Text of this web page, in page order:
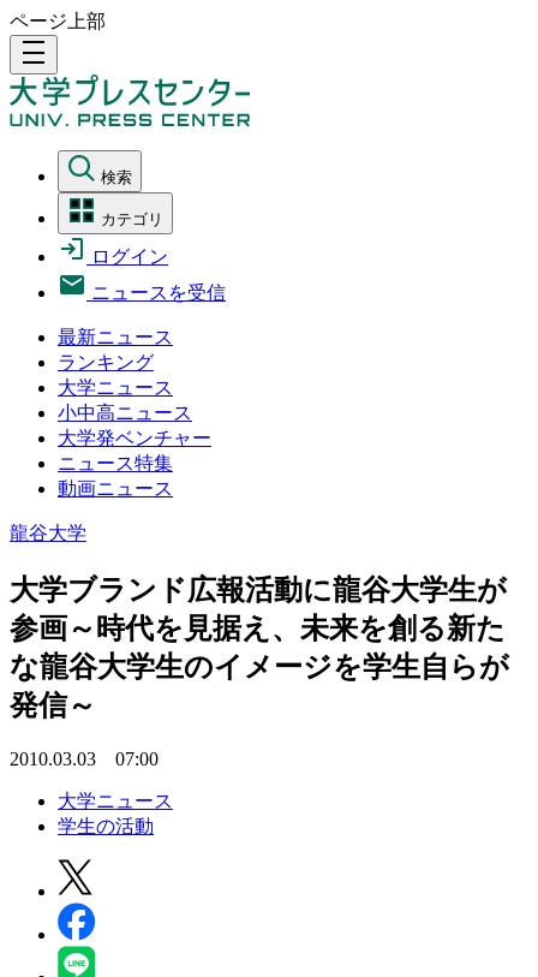
ページ上部
density_medium
検索
カテゴリ
ログイン
ニュースを受信
最新ニュース
ランキング
大学ニュース
小中高ニュース
大学発ベンチャー
ニュース特集
動画ニュース
龍谷大学
大学ブランド広報活動に龍谷大学生が
参画～時代を見据え、未来を創る新た
な龍谷大学生のイメージを学生自らが
発信～
2010.03.03 07:00
大学ニュース
学生の活動